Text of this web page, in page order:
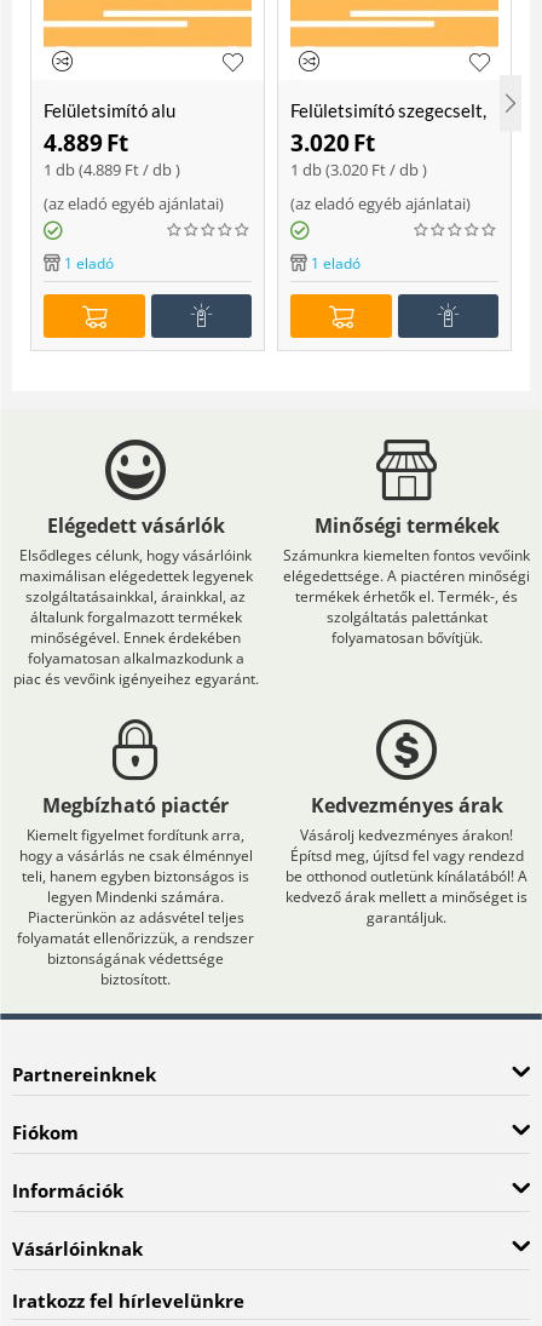
Felületsimító alu
erősített, rome 400 mm
Soft
4.889Ft
1 db (4.889 Ft/ db )
(az eladó egyéb ajánlatai)
1 eladó
Felületsimító szegecselt,
rome 400mm
3.020Ft
1 db (3.020 Ft/ db )
(az eladó egyéb ajánlatai)
1 eladó
Elégedett vásárlók
Elsődleges célunk, hogy vásárlóink
maximálisan elégedettek legyenek
szolgáltatásainkkal, árainkkal, az
általunk forgalmazott termékek
minőségével. Ennek érdekében
folyamatosan alkalmazkodunk a
piac és vevőink igényeihez egyaránt.
Minőségi termékek
Számunkra kiemelten fontos vevőink
elégedettsége. A piactéren minőségi
termékek érhetők el. Termék-, és
szolgáltatás palettánkat
folyamatosan bővítjük.
Megbízható piactér
Kiemelt figyelmet fordítunk arra,
hogy a vásárlás ne csak élménnyel
teli, hanem egyben biztonságos is
legyen Mindenki számára.
Piacterünkön az adásvétel teljes
folyamatát ellenőrizzük, a rendszer
biztonságának védettsége
biztosított.
Kedvezményes árak
Vásárolj kedvezményes árakon!
Építsd meg, újítsd fel vagy rendezd
be otthonod outletünk kínálatából! A
kedvező árak mellett a minőséget is
garantáljuk.
Partnereinknek
Fiókom
Információk
Vásárlóinknak
Iratkozz fel hírlevelünkre